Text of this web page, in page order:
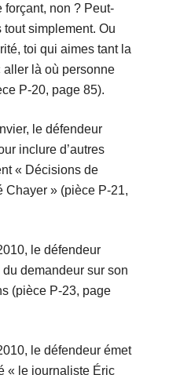
forçant, non ? Peut-
tout simplement. Ou
toi qui aimes tant la
là où personne
P-20, page 85).
le défendeur
inclure d’autres
« Décisions de
Chayer » (pièce P-21,
le défendeur
demandeur sur son
(pièce P-23, page
le défendeur émet
« le journaliste Éric